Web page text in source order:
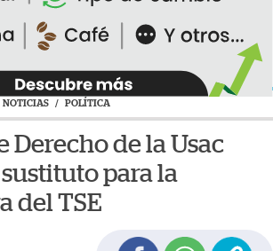
NOTICIAS / POLÍTICA
Derecho de la Usac
para la
del TSE